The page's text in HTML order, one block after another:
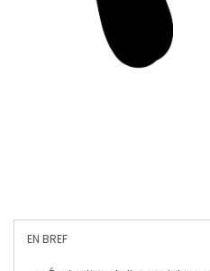
EN BREF